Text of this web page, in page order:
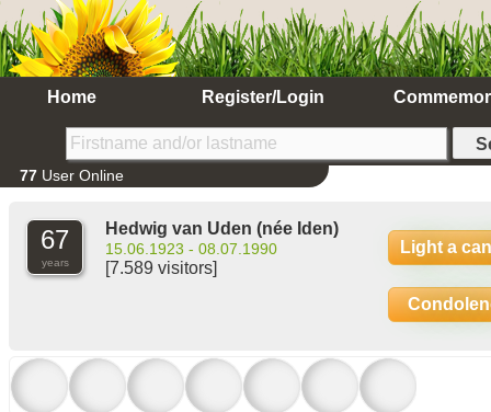
Home Register/Login
77 User Online
67
years
Hedwig van Uden (née Iden)
15.06.1923 - 08.07.1990
[7.589 visitors]
Light a